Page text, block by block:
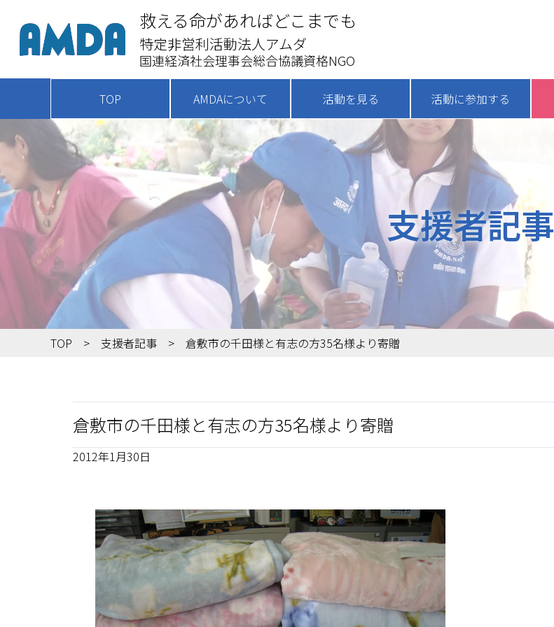
救える命があればどこまでも
特定非営利活動法人アムダ
国連経済社会理事会総合協議資格NGO
TOP AMDAについて 活動を見る 活動に参加する
支援者記事
TOP 支援者記事 倉敷市の千田様と有志の方35名様より寄贈
倉敷市の千田様と有志の方35名様より寄贈
2012年1月30日